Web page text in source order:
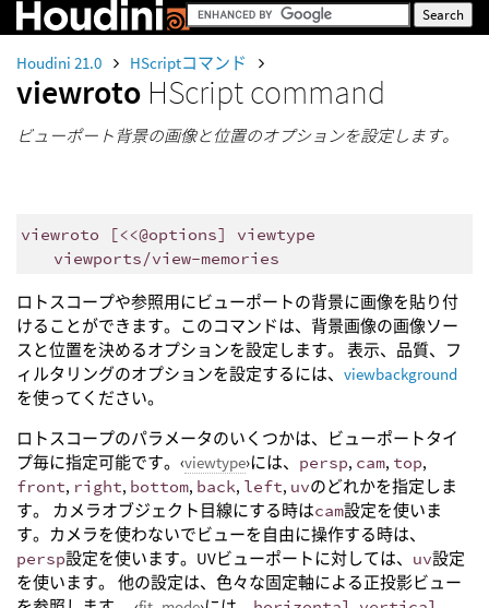
Houdini 21.0 HScriptコマンド
viewroto HScript command
ビューポート背景の画像と位置のオプションを設定します。
viewroto [<<@options] viewtype
viewports/view-memories
ロトスコープや参照用にビューポートの背景に画像を貼り付
けることができます。このコマンドは、背景画像の画像ソー
スと位置を決めるオプションを設定します。 表示、品質、フ
ィルタリングのオプションを設定するには、 viewbackground
を使ってください。
ロトスコープのパラメータのいくつかは、ビューポートタイ
プ毎に指定可能です。‹viewtype›には、 persp, cam, top,
front, right, bottom, back, left, uvのどれかを指定しま
す。 カメラオブジェクト目線にする時はcam設定を使いま
す。カメラを使わないでビューを自由に操作する時は、
persp設定を使います。UVビューポートに対しては、 uv設定
を使います。 他の設定は、色々な固定軸による正投影ビュー